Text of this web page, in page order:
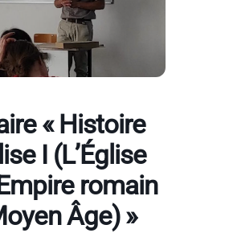
« Histoire
I (L’Église
romain
Âge) »